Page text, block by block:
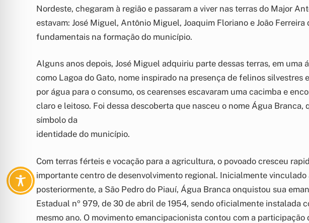
Nordeste, chegaram à região e passaram a viver nas terras do Major
estavam: José Miguel, Antônio Miguel, Joaquim Floriano e João Ferreira
fundamentais na formação do município.
Alguns anos depois, José Miguel adquiriu parte dessas terras, em uma
como Lagoa do Gato, nome inspirado na presença de felinos silvestres
por água para o consumo, os cearenses escavaram uma cacimba e
claro e leitoso. Foi dessa descoberta que nasceu o nome Água Branca,
símbolo da
identidade do município.
Com terras férteis e vocação para a agricultura, o povoado cresceu
importante centro de desenvolvimento regional. Inicialmente vinculado
posteriormente, a São Pedro do Piauí, Água Branca onquistou sua
Estadual nº 979, de 30 de abril de 1954, sendo oficialmente instalada
mesmo ano. O movimento emancipacionista contou com a